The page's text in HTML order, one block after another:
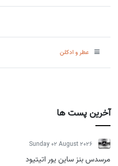
آخرین پست ها
Sunday 02 August 2026
مرسدس بنز ساین یور اتیتیود
عطر و ادکلن